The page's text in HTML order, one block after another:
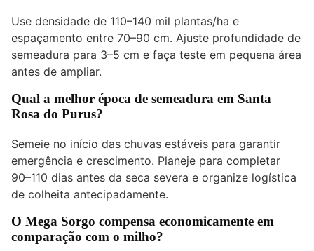
Use densidade de 110–140 mil plantas/ha e
espaçamento entre 70–90 cm. Ajuste profundidade de
semeadura para 3–5 cm e faça teste em pequena área
antes de ampliar.
Qual a melhor época de semeadura em Santa
Rosa do Purus?
Semeie no início das chuvas estáveis para garantir
emergência e crescimento. Planeje para completar
90–110 dias antes da seca severa e organize logística
de colheita antecipadamente.
O Mega Sorgo compensa economicamente em
comparação com o milho?